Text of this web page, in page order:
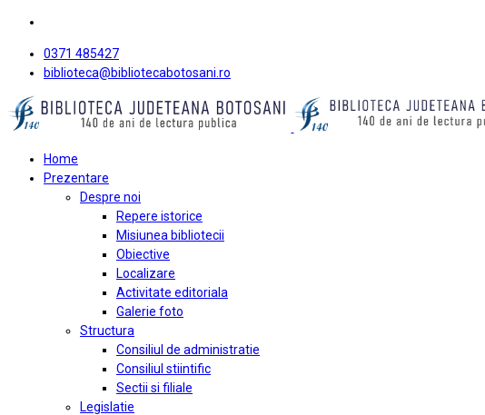
0371 485427
biblioteca@bibliotecabotosani.ro
Home
Prezentare
Despre noi
Repere istorice
Misiunea bibliotecii
Obiective
Localizare
Activitate editoriala
Galerie foto
Structura
Consiliul de administratie
Consiliul stiintific
Sectii si filiale
Legislatie